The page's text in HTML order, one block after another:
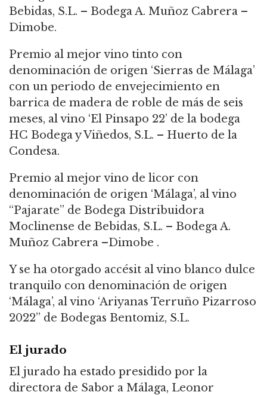
Bebidas, S.L. – Bodega A. Muñoz Cabrera –
Dimobe.
Premio al mejor vino tinto con
denominación de origen ‘Sierras de Málaga’
con un periodo de envejecimiento en
barrica de madera de roble de más de seis
meses, al vino ‘El Pinsapo 22’ de la bodega
HC Bodega y Viñedos, S.L. – Huerto de la
Condesa.
Premio al mejor vino de licor con
denominación de origen ‘Málaga’, al vino
“Pajarate” de Bodega Distribuidora
Moclinense de Bebidas, S.L. – Bodega A.
Muñoz Cabrera –Dimobe .
Y se ha otorgado accésit al vino blanco dulce
tranquilo con denominación de origen
‘Málaga’, al vino ‘Ariyanas Terruño Pizarroso
2022” de Bodegas Bentomiz, S.L.
El jurado
El jurado ha estado presidido por la
directora de Sabor a Málaga, Leonor